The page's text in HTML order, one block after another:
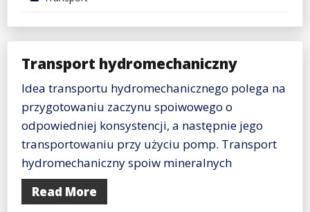
Transport hydromechaniczny
Idea transportu hydromechanicznego polega na
przygotowaniu zaczynu spoiwowego o
odpowiedniej konsystencji, a następnie jego
transportowaniu przy użyciu pomp. Transport
hydromechaniczny spoiw mineralnych
Read More